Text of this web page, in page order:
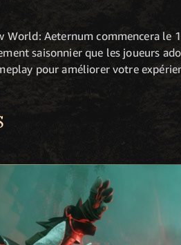
World: Aeternum commencera
saisonnier que les joueurs
pour améliorer votre